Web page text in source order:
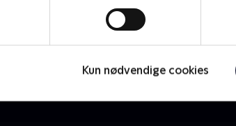
Kun nødvendige cookies
2018